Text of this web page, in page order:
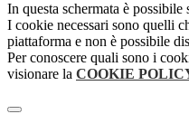
In questa schermata è
I cookie necessari sono quelli
piattaforma e non è possibile
Per conoscere quali sono i
visionare la COOKIE